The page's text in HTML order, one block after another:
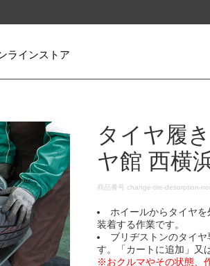
ラインストア
タイヤ履
ヤ館 西横
DETAILS
商品番号change-tire-desorption-
ホイールからタイヤ
装着する作業です。
ブリヂストンのタイ
す。「カートに追加」又
※おクルマやその状態、